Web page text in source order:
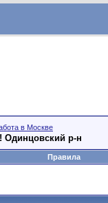
в Москве
Одинцовский р-н
Правила